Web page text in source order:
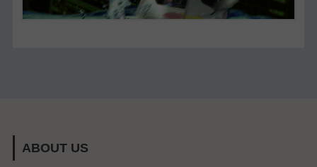
ABOUT US